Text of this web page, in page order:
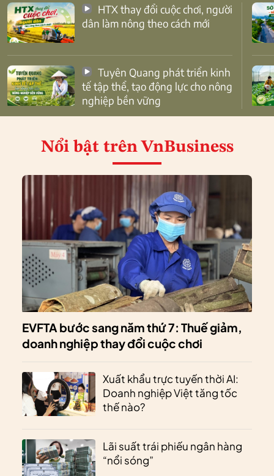
dân làm nông theo cách mới
tế tập thể, tạo động lực cho nông
nghiệp bền vững
Nổi bật trên VnBusiness
EVFTA bước sang năm thứ 7: Thuế giảm,
doanh nghiệp thay đổi cuộc chơi
Xuất khẩu trực tuyến thời AI:
Doanh nghiệp Việt tăng tốc
thế nào?
Lãi suất trái phiếu ngân hàng
“nổi sóng”